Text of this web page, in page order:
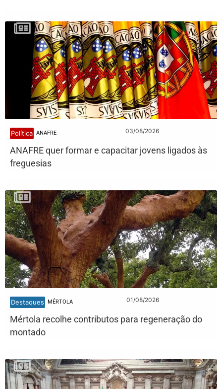
Política ANAFRE 03/08/2026
ANAFRE quer formar e capacitar jovens ligados às
freguesias
Destaques MÉRTOLA 01/08/2026
Mértola recolhe contributos para regeneração do
montado